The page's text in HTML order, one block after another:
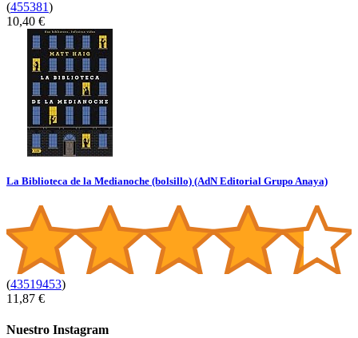
(455381)
10,40 €
La Biblioteca de la Medianoche (bolsillo) (AdN Editorial Grupo Anaya)
(43519453)
11,87 €
Nuestro Instagram